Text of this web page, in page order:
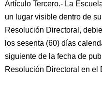
Artículo Tercero.- La
un lugar visible dentro de
Resolución Directoral,
los sesenta (60) días
siguiente de la fecha de
Resolución Directoral en el